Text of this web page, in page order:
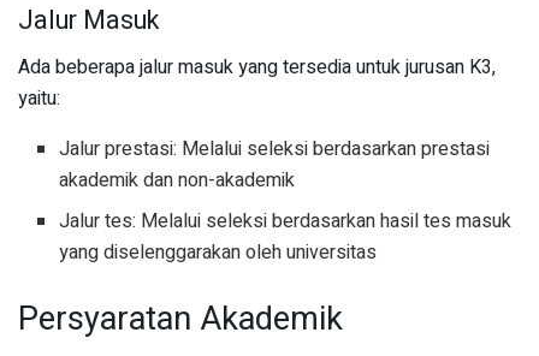
Jalur Masuk
Ada beberapa jalur masuk yang tersedia untuk jurusan K3,
yaitu:
Jalur prestasi: Melalui seleksi berdasarkan prestasi
akademik dan non-akademik
Jalur tes: Melalui seleksi berdasarkan hasil tes masuk
yang diselenggarakan oleh universitas
Persyaratan Akademik